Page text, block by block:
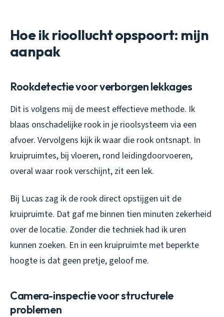
Hoe ik rioollucht opspoort: mijn
aanpak
Rookdetectie voor verborgen lekkages
Dit is volgens mij de meest effectieve methode. Ik
blaas onschadelijke rook in je rioolsysteem via een
afvoer. Vervolgens kijk ik waar die rook ontsnapt. In
kruipruimtes, bij vloeren, rond leidingdoorvoeren,
overal waar rook verschijnt, zit een lek.
Bij Lucas zag ik de rook direct opstijgen uit de
kruipruimte. Dat gaf me binnen tien minuten zekerheid
over de locatie. Zonder die techniek had ik uren
kunnen zoeken. En in een kruipruimte met beperkte
hoogte is dat geen pretje, geloof me.
Camera-inspectie voor structurele
problemen